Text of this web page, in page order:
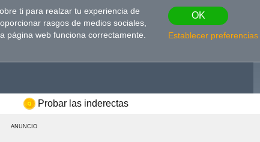
ti para realzar tu experiencia de
rasgos de medios sociales,
página web funciona correctamente.
OK
Establecer preferencias
Probar las inderectas
ANUNCIO